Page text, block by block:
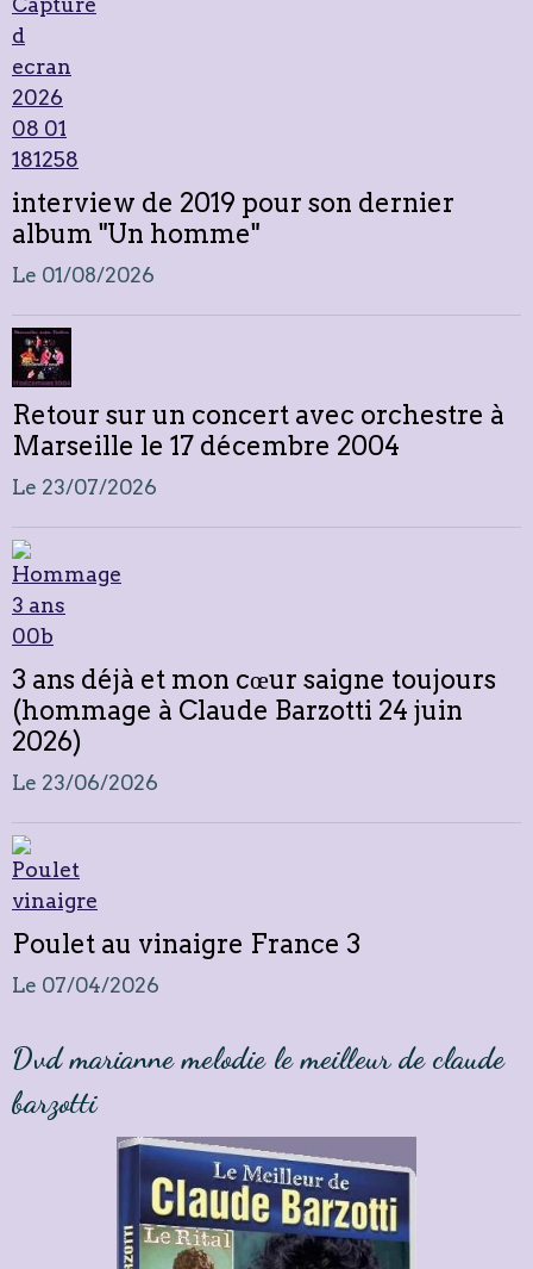
interview de 2019 pour son dernier
album "Un homme"
Le 01/08/2026
Retour sur un concert avec orchestre à
Marseille le 17 décembre 2004
Le 23/07/2026
3 ans déjà et mon cœur saigne toujours
(hommage à Claude Barzotti 24 juin
2026)
Le 23/06/2026
Poulet au vinaigre France 3
Le 07/04/2026
Dvd marianne melodie le meilleur de claude
barzotti